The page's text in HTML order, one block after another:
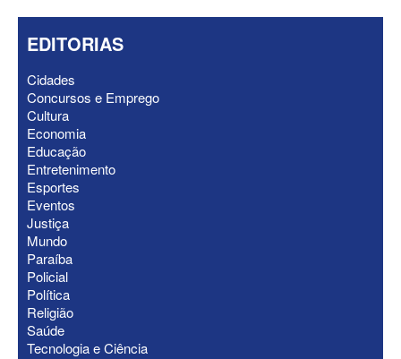
ELEIÇÕES 2026 - Após convenções,
confira candidatos ao Governo e ao
Senado da Paraíba
EDITORIAS
Cidades
Concursos e Emprego
Cultura
Economia
Educação
Entretenimento
Esportes
Eventos
Justiça
Mundo
Paraíba
Policial
Política
Religião
Saúde
Tecnologia e Ciência